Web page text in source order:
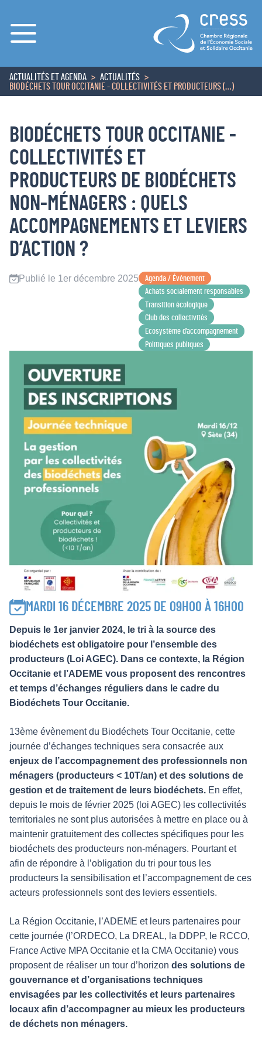
Menu
ACCUEIL
ACTUALITÉS ET AGENDA
ACTUALITÉS
BIODÉCHETS TOUR OCCITANIE - COLLECTIVITÉS ET PRODUCTEURS (…)
BIODÉCHETS TOUR OCCITANIE -
COLLECTIVITÉS ET
PRODUCTEURS DE BIODÉCHETS
NON-MÉNAGERS : QUELS
ACCOMPAGNEMENTS ET LEVIERS
D’ACTION ?
Publié le 1er décembre 2025
Agenda / Événement
Achats socialement responsables
Transition écologique
Club des collectivités
Ecosystème d’accompagnement
Politiques publiques
MARDI 16 DÉCEMBRE 2025 DE 09H00 À 16H00
Depuis le 1er janvier 2024, le tri à la source des
biodéchets est obligatoire pour l’ensemble des
producteurs (Loi AGEC). Dans ce contexte, la Région
Occitanie et l’ADEME vous proposent des rencontres
et temps d’échanges réguliers dans le cadre du
Biodéchets Tour Occitanie.
13ème évènement du Biodéchets Tour Occitanie, cette
journée d’échanges techniques sera consacrée aux
enjeux de l’accompagnement des professionnels non
ménagers (producteurs < 10T/an) et des solutions de
gestion et de traitement de leurs biodéchets. En effet,
depuis le mois de février 2025 (loi AGEC) les collectivités
territoriales ne sont plus autorisées à mettre en place ou à
maintenir gratuitement des collectes spécifiques pour les
biodéchets des producteurs non-ménagers. Pourtant et
afin de répondre à l’obligation du tri pour tous les
producteurs la sensibilisation et l’accompagnement de ces
acteurs professionnels sont des leviers essentiels.
La Région Occitanie, l’ADEME et leurs partenaires pour
cette journée (l’ORDECO, La DREAL, la DDPP, le RCCO,
France Active MPA Occitanie et la CMA Occitanie) vous
proposent de réaliser un tour d’horizon des solutions de
gouvernance et d’organisations techniques
envisagées par les collectivités et leurs partenaires
locaux afin d’accompagner au mieux les producteurs
de déchets non ménagers.